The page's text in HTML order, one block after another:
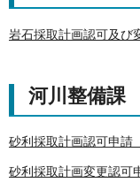
岩石採取計画認可及び
河川整備課
砂利採取計画認可申請
砂利採取計画変更認可